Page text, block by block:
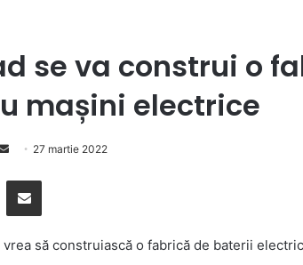
se va construi o
mașini electrice
Send
email
27 martie 2022
Share via Email
vrea să construiască o fabrică de baterii